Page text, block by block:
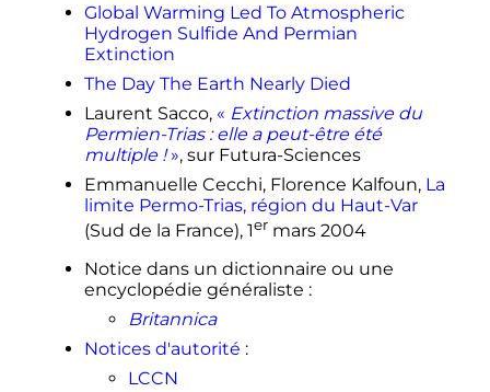
Points, coll. Sciences, 1997, p. 143-
148.
Garon,Biodiversité et évolution du
monde fongique, EDP Sciences,
2015,p. 99
↑Pauline Gravel,« Sciences - Le
mystère de la grande extinction
enfin élucidé »,Le Devoir,31 janvier
2011.
Saneiet BenoitBeauchamp,
« Catastrophic dispersion of coal fly
ash into oceans during the latest
Permian extinction
Geoscience, vol. 4,
p.
104–107
Global Warming Led To Atmospheric
Hydrogen Sulfide And Permian
Extinction
The Day The Earth Nearly Died
Laurent Sacco, « Extinction massive du
Permien-Trias : elle a peut-être été
multiple !», sur Futura-Sciences
Emmanuelle Cecchi, Florence Kalfoun, La
limite Permo-Trias, région du Haut-Var
(Sud de la France), 1ermars 2004
Notice dans un dictionnaire ou une
encyclopédie généraliste :
Britannica
Notices d'autorité :
LCCN